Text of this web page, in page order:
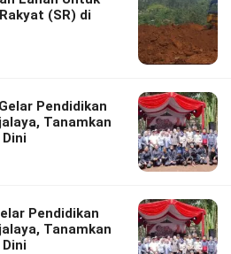
(SR) di
Pendidikan
Tanamkan
Pendidikan
Tanamkan